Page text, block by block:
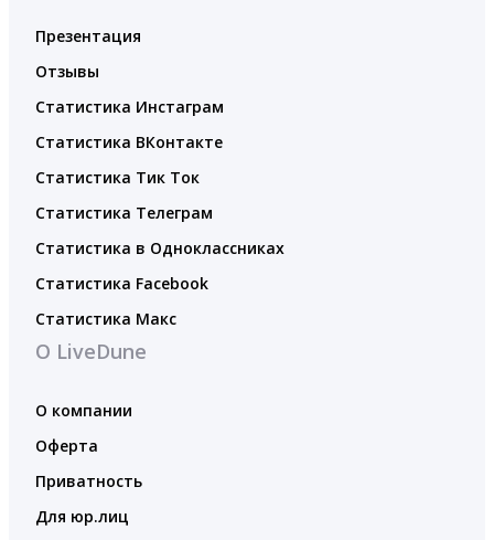
Презентация
Отзывы
Статистика Инстаграм
Статистика ВКонтакте
Статистика Тик Ток
Статистика Телеграм
Статистика в Одноклассниках
Статистика Facebook
Статистика Макс
О LiveDune
О компании
Оферта
Приватность
Для юр.лиц